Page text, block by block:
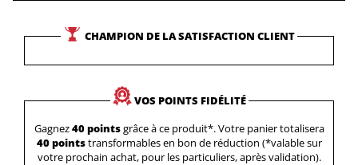
CHAMPION DE LA SATISFACTION CLIENT
VOS POINTS FIDÉLITÉ
Gagnez40 pointsgrâce à ce produit*. Votre panier totalisera
40 pointstransformables en bon de réduction (*valable sur
votre prochain achat, pour les particuliers, après validation).